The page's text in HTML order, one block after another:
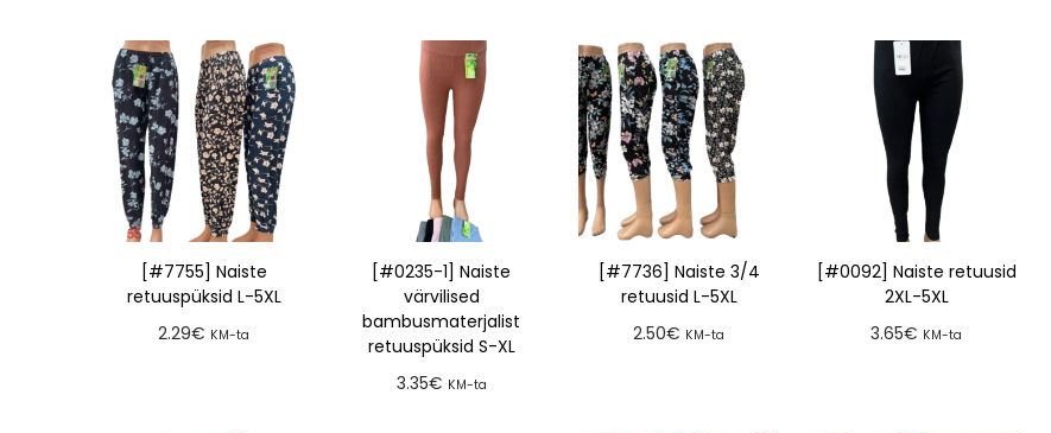
[#7755] Naiste
retuuspüksid L-5XL
2.29€ KM-ta
[#0235-1] Naiste
värvilised
bambusmaterjalist
retuuspüksid S-XL
3.35€ KM-ta
[#7736] Naiste 3/4
retuusid L-5XL
2.50€ KM-ta
[#0092] Naiste retuusid
2XL-5XL
3.65€ KM-ta